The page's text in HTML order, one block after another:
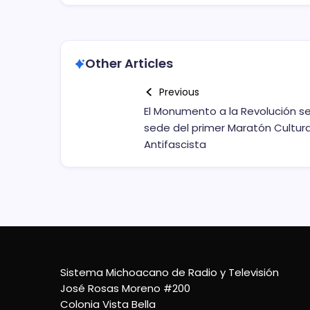
Other Articles
Previous
El Monumento a la Revolución
sede del primer Maratón
Antifascista
Sistema Michoacano de Radio y Televisión
José Rosas Moreno #200
Colonia Vista Bella